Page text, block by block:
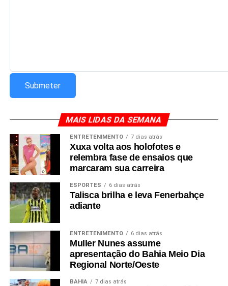
MAIS LIDAS DA SEMANA
ENTRETENIMENTO 7 dias atrás
Xuxa volta aos holofotes e
relembra fase de ensaios que
marcaram sua carreira
ESPORTES 6 dias atrás
Talisca brilha e leva Fenerbahçe
adiante
ENTRETENIMENTO 6 dias atrás
Muller Nunes assume
apresentação do Bahia Meio Dia
Regional Norte/Oeste
BAHIA 7 dias atrás